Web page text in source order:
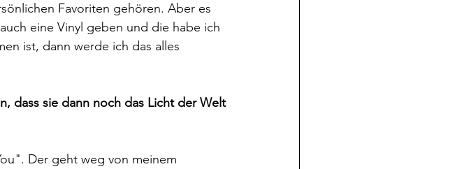
Favoriten gehören. Aber es
eine Vinyl geben und die habe ich
ist, dann werde ich das alles
dass sie dann noch das Licht der Welt
Der geht weg von meinem